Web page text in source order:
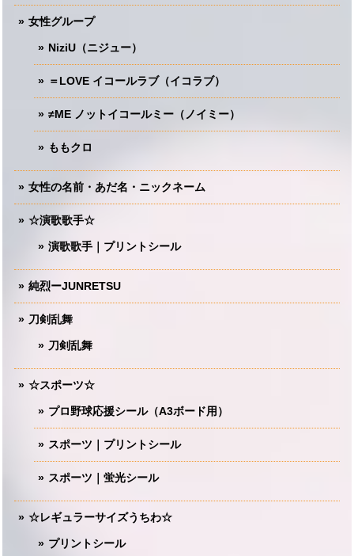
女性グループ
NiziU（ニジュー）
＝LOVE イコールラブ（イコラブ）
≠ME ノットイコールミー（ノイミー）
ももクロ
女性の名前・あだ名・ニックネーム
☆演歌歌手☆
演歌歌手｜プリントシール
純烈ーJUNRETSU
刀剣乱舞
刀剣乱舞
☆スポーツ☆
プロ野球応援シール（A3ボード用）
スポーツ｜プリントシール
スポーツ｜蛍光シール
☆レギュラーサイズうちわ☆
プリントシール